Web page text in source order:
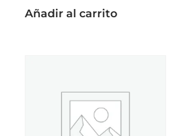
Añadir al carrito